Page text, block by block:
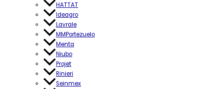
HATTAT
Ideagro
Lavrale
MMPortezuelo
Menta
Niubo
Projet
Rinieri
Seinmex